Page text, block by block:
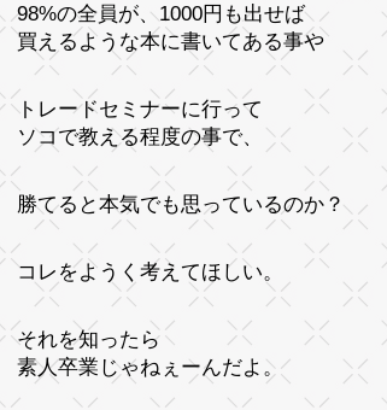
98%の全員が、1000円も出せば
買えるような本に書いてある事や
トレードセミナーに行って
ソコで教える程度の事で、
勝てると本気でも思っているのか？
コレをようく考えてほしい。
それを知ったら
素人卒業じゃねぇーんだよ。